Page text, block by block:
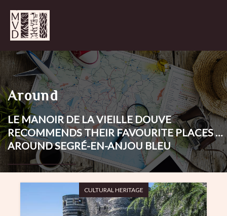
Around
LE MANOIR DE LA VIEILLE DOUVE
RECOMMENDS THEIR FAVOURITE PLACES …
AROUND SEGRÉ-EN-ANJOU BLEU
CULTURAL HERITAGE